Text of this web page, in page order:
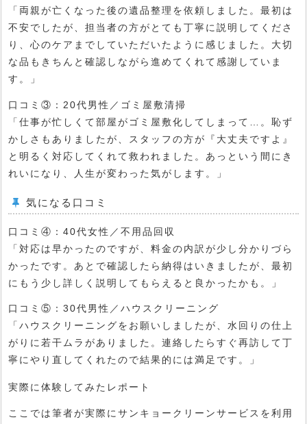
「両親が亡くなった後の遺品整理を依頼しました。最初は
不安でしたが、担当者の方がとても丁寧に説明してくださ
り、心のケアまでしていただいたように感じました。大切
な品もきちんと確認しながら進めてくれて感謝していま
す。」
口コミ③：20代男性／ゴミ屋敷清掃
「仕事が忙しくて部屋がゴミ屋敷化してしまって…。恥ず
かしさもありましたが、スタッフの方が『大丈夫ですよ』
と明るく対応してくれて救われました。あっという間にき
れいになり、人生が変わった気がします。」
気になる口コミ
口コミ④：40代女性／不用品回収
「対応は早かったのですが、料金の内訳が少し分かりづら
かったです。あとで確認したら納得はいきましたが、最初
にもう少し詳しく説明してもらえると良かったかも。」
口コミ⑤：30代男性／ハウスクリーニング
「ハウスクリーニングをお願いしましたが、水回りの仕上
がりに若干ムラがありました。連絡したらすぐ再訪して丁
寧にやり直してくれたので結果的には満足です。」
実際に体験してみたレポート
ここでは筆者が実際にサンキョークリーンサービスを利用